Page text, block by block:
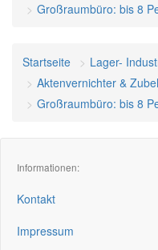
Großraumbüro: bis 8
Startseite Lager-
Aktenvernichter &
Großraumbüro: bis 8
Informationen:
Kontakt
Impressum